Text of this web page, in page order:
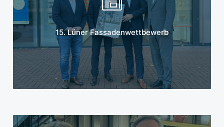
15. Lüner Fassadenwettbewerb
Mehr erfahren